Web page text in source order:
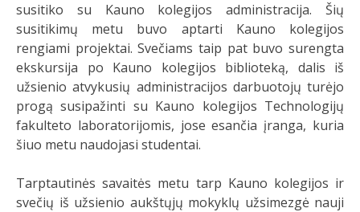
susitiko su Kauno kolegijos administracija. Šių
susitikimų metu buvo aptarti Kauno kolegijos
rengiami projektai. Svečiams taip pat buvo surengta
ekskursija po Kauno kolegijos biblioteką, dalis iš
užsienio atvykusių administracijos darbuotojų turėjo
progą susipažinti su Kauno kolegijos Technologijų
fakulteto laboratorijomis, jose esančia įranga, kuria
šiuo metu naudojasi studentai.
Tarptautinės savaitės metu tarp Kauno kolegijos ir
svečių iš užsienio aukštųjų mokyklų užsimezgė nauji